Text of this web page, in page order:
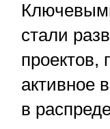
стали
проектов,
активное
в